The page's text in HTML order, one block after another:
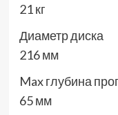
21 кг
Диаметр диска
216 мм
Max глубина
65 мм